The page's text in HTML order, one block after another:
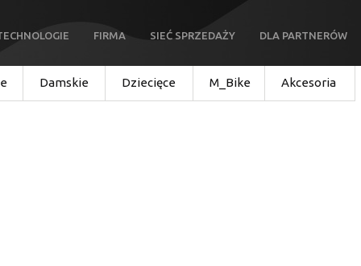
FIRMA SIEĆ SPRZEDAŻY DLA PARTNERÓW
Damskie Dziecięce M_Bike Akcesoria